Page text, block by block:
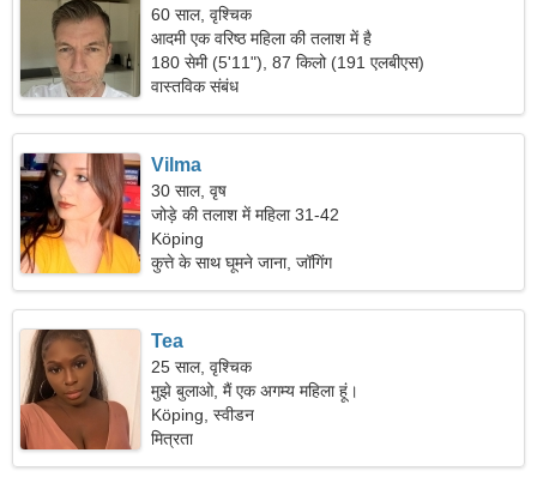
60 साल, वृश्चिक
आदमी एक वरिष्ठ महिला की तलाश में है
180 सेमी (5'11"), 87 किलो (191 एलबीएस)
वास्तविक संबंध
Vilma
30 साल, वृष
जोड़े की तलाश में महिला 31-42
Köping
कुत्ते के साथ घूमने जाना, जॉगिंग
Tea
25 साल, वृश्चिक
मुझे बुलाओ, मैं एक अगम्य महिला हूं।
Köping, स्वीडन
मित्रता